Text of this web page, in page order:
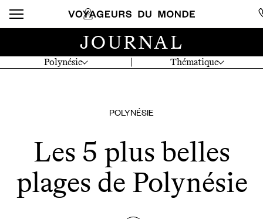
Polynésie Thématique
JOURNAL
POLYNÉSIE
Les 5 plus belles
plages de Polynésie